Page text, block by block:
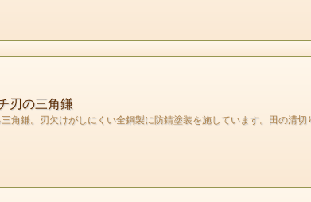
刃の三角鎌
角鎌。刃欠けがしにくい全鋼製に防錆塗装を施しています。田の溝